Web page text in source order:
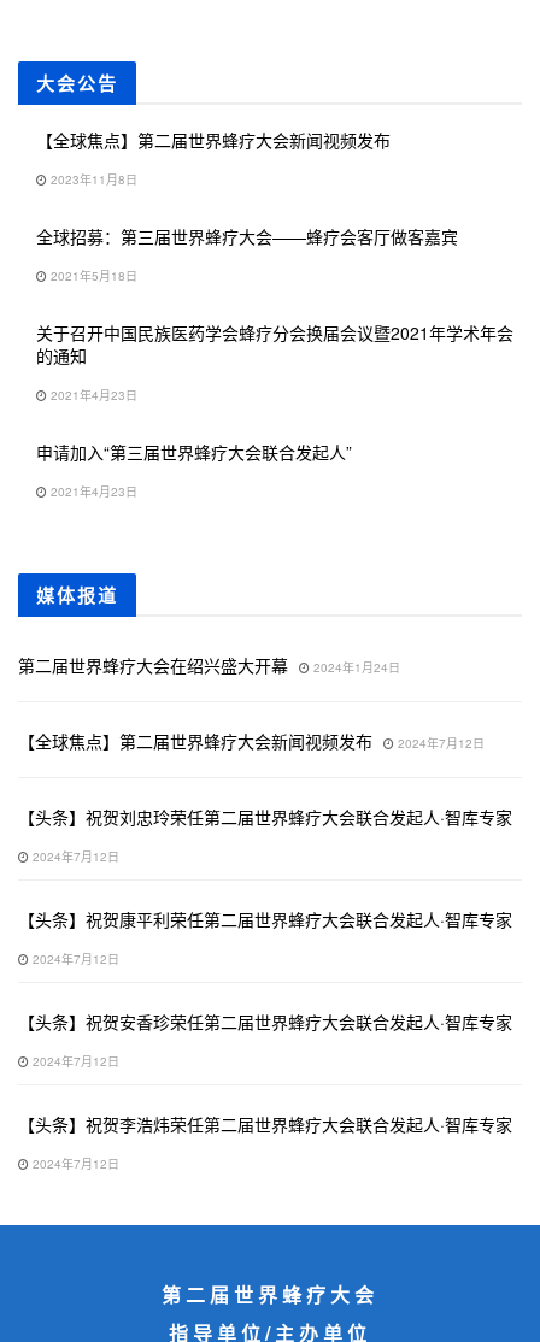
大会公告
【全球焦点】第二届世界蜂疗大会新闻视频发布
2023年11月8日
全球招募：第三届世界蜂疗大会——蜂疗会客厅做客嘉宾
2021年5月18日
关于召开中国民族医药学会蜂疗分会换届会议暨2021年学术年会
的通知
2021年4月23日
申请加入“第三届世界蜂疗大会联合发起人”
2021年4月23日
媒体报道
第二届世界蜂疗大会在绍兴盛大开幕 2024年1月24日
【全球焦点】第二届世界蜂疗大会新闻视频发布 2024年7月12日
【头条】祝贺刘忠玲荣任第二届世界蜂疗大会联合发起人·智库专家
2024年7月12日
【头条】祝贺康平利荣任第二届世界蜂疗大会联合发起人·智库专家
2024年7月12日
【头条】祝贺安香珍荣任第二届世界蜂疗大会联合发起人·智库专家
2024年7月12日
【头条】祝贺李浩炜荣任第二届世界蜂疗大会联合发起人·智库专家
2024年7月12日
第二届世界蜂疗大会
指导单位/主办单位